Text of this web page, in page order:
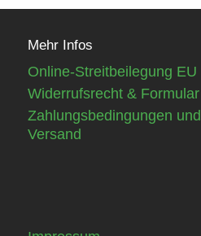
Mehr Infos
Online-Streitbeilegung EU
Widerrufsrecht & Formular
Zahlungsbedingungen und
Versand